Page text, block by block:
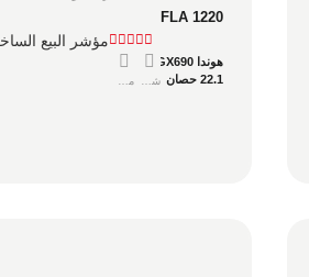
FLA 1220
مؤشر البيع
هوندا GX690
22.1 حصان